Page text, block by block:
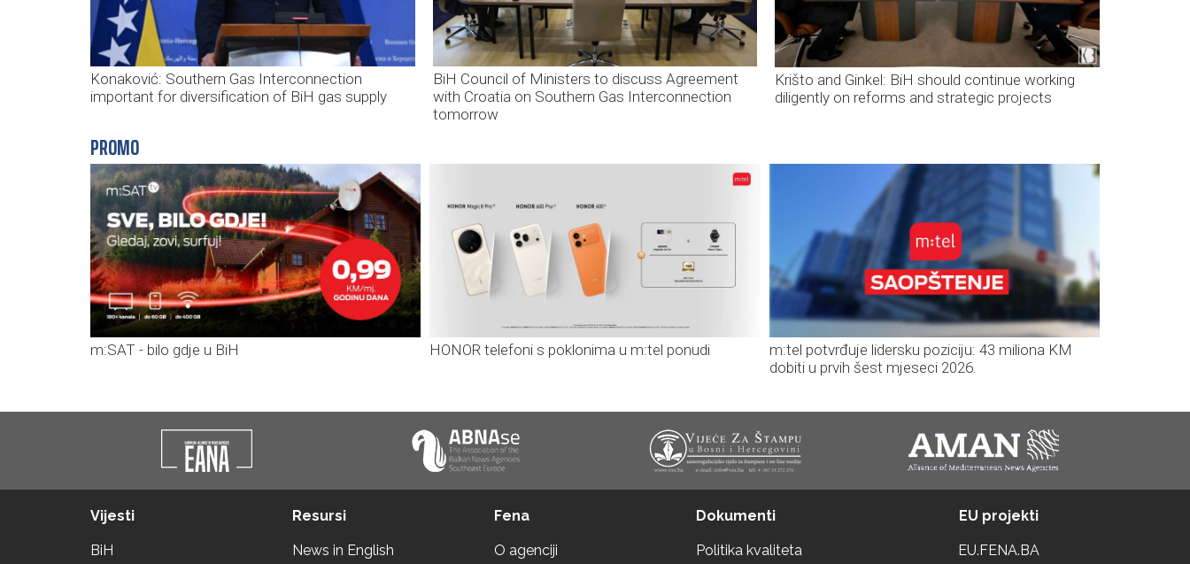
Konaković: Southern Gas Interconnection
important for diversification of BiH gas supply
BiH Council of Ministers to discuss Agreement
with Croatia on Southern Gas Interconnection
tomorrow
Krišto and Ginkel: BiH should continue working
diligently on reforms and strategic projects
PROMO
m:SAT - bilo gdje u BiH HONOR telefoni s poklonima u m:tel ponudi
m:tel potvrđuje lidersku poziciju: 43 miliona KM
dobiti u prvih šest mjeseci 2026.
Vijesti
BiH
Resursi
News in English
Fena
O agenciji
Dokumenti
Politika kvaliteta
EU projekti
EU.FENA.BA